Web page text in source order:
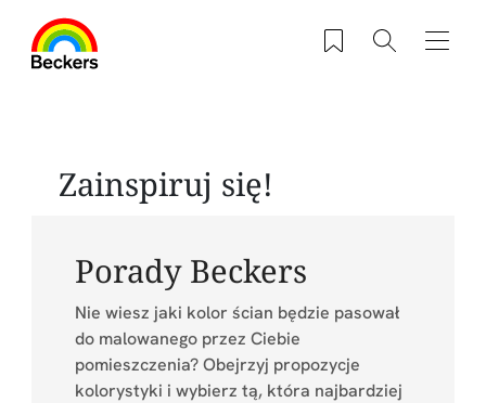
Zapisane produkty
Szukaj
Zainspiruj się!
Porady Beckers
Nie wiesz jaki kolor ścian będzie pasował
do malowanego przez Ciebie
pomieszczenia? Obejrzyj propozycje
kolorystyki i wybierz tą, która najbardziej